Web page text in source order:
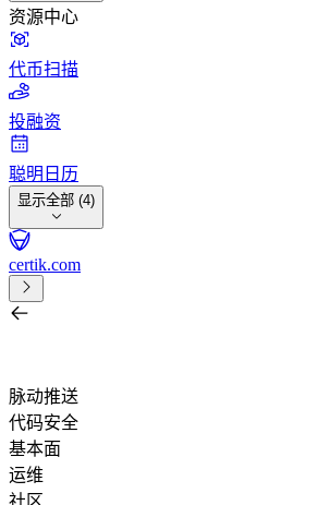
资源中心
代币扫描
投融资
聪明日历
显示全部 (4)
certik.com
脉动推送
代码安全
基本面
运维
社区